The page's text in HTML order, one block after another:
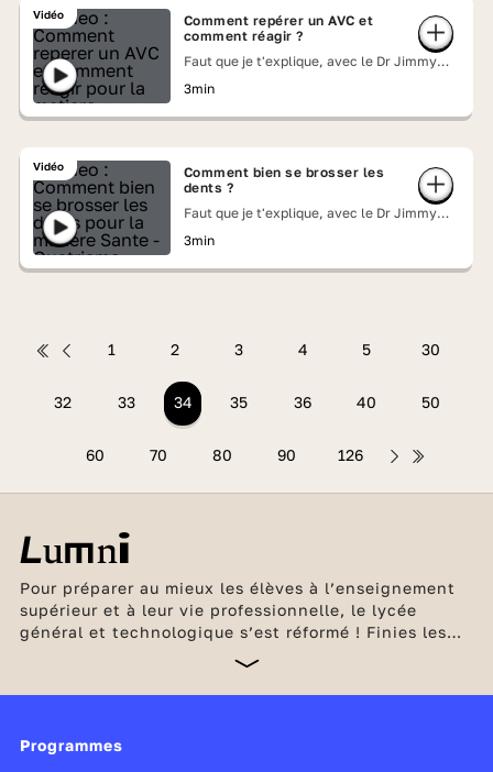
Vidéo
Comment repérer un AVC et
comment réagir ?
Faut que je t'explique, avec le Dr Jimmy
3min
Vidéo
Comment bien se brosser les
dents ?
Faut que je t'explique, avec le Dr Jimmy
3min
1 2 3 4 5 30
32 33 34 35 36 40 50
60 70 80 90 126
Pour préparer au mieux les élèves à l’enseignement
supérieur et à leur vie professionnelle, le lycée
général et technologique s’est réformé ! Finies les
personnel de chaque élève. Celui-ci compose ainsi
ambitions. En seconde générale et technologique,
Programmes